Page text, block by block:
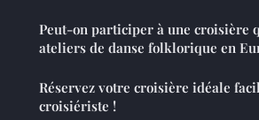
Peut-on participer à une croisière
ateliers de danse folklorique en
Réservez votre croisière idéale
croisiériste !